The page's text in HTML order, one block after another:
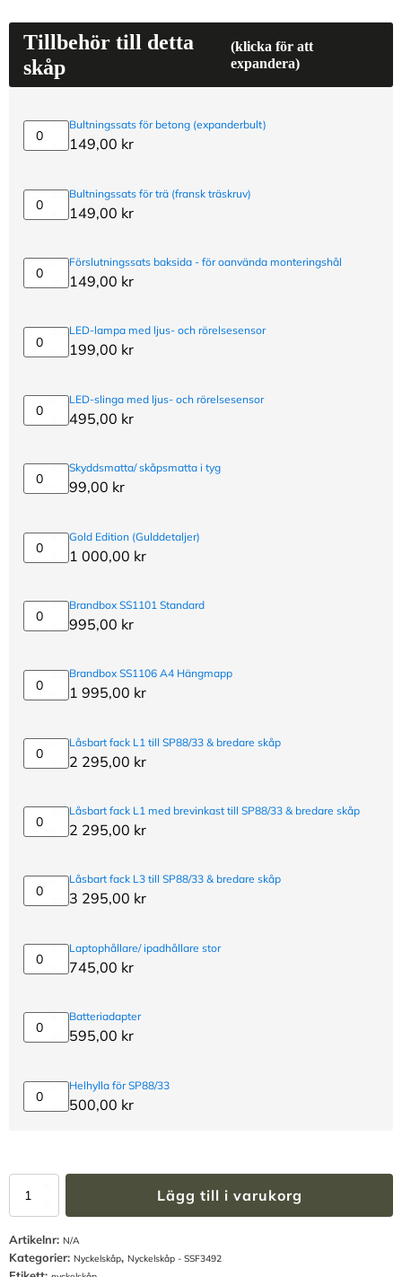
Tillbehör till detta
skåp
(klicka för att
expandera)
Bultningssats
för
(expanderbult)
Bultningssats för betong (expanderbult)
149,00 kr
Bultningssats
för
(fransk
träskruv)
Bultningssats för trä (fransk träskruv)
149,00 kr
Förslutningssats
baksida
för
oanvända
monteringshål
Förslutningssats baksida - för oanvända monteringshål
149,00 kr
LED-
lampa
ljus-
och
rörelsesensor
LED-lampa med ljus- och rörelsesensor
199,00 kr
LED-
slinga
ljus-
och
rörelsesensor
LED-slinga med ljus- och rörelsesensor
495,00 kr
Skyddsmatta/
skåpsmatta
tyg
Skyddsmatta/ skåpsmatta i tyg
99,00 kr
Gold
Edition
Gold Edition (Gulddetaljer)
1 000,00 kr
Brandbox
SS1101
Brandbox SS1101 Standard
995,00 kr
Brandbox
SS1106
Hängmapp
Brandbox SS1106 A4 Hängmapp
1 995,00 kr
Låsbart
fack
till
SP88/33
&
skåp
Låsbart fack L1 till SP88/33 & bredare skåp
2 295,00 kr
Låsbart
fack
med
brevinkast
till
&
bredare
skåp
Låsbart fack L1 med brevinkast till SP88/33 & bredare skåp
2 295,00 kr
Låsbart
fack
till
SP88/33
&
skåp
Låsbart fack L3 till SP88/33 & bredare skåp
3 295,00 kr
Laptophållare/
ipadhållare
Laptophållare/ ipadhållare stor
745,00 kr
Batteriadapter
Batteriadapter
595,00 kr
Helhylla
för
Helhylla för SP88/33
500,00 kr
Nyckelskåp
-
SSF3492
Lägg till i varukorg
Artikelnr: N/A
Kategorier: Nyckelskåp, Nyckelskåp - SSF3492